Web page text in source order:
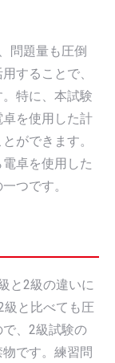
問題量も圧倒
することで、
特に、本試験
を使用した計
ができます。
卓を使用した
つです。
と2級の違いに
級と比べても圧
、2級試験の
です。練習問